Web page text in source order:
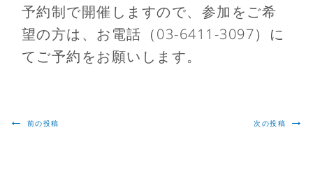
予約制で開催しますので、参加をご希
望の方は、お電話（03-6411-3097）に
てご予約をお願いします。
← 前の投稿 次の投稿 →